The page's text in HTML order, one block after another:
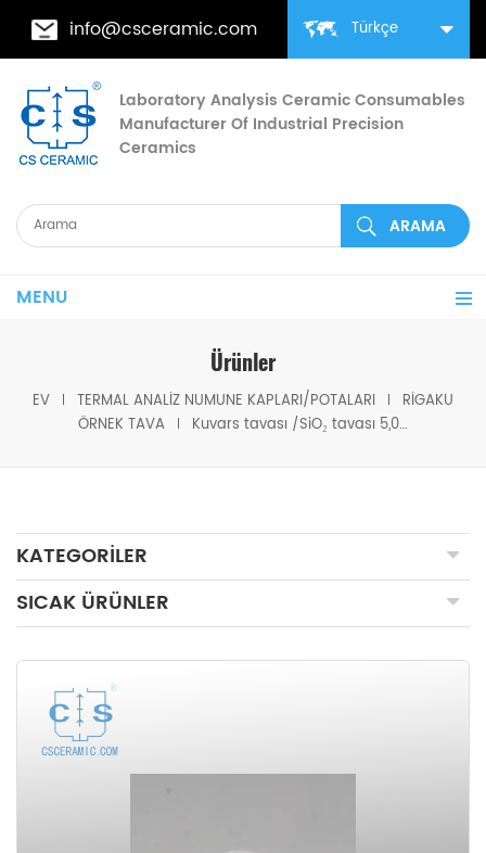
Türkçe
info@csceramic.com
Laboratory Analysis Ceramic Consumables
Manufacturer Of Industrial Precision
Ceramics
MENU
Ürünler
EV TERMAL ANALIZ NUMUNE KAPLARI/POTALARI
RIGAKU
ÖRNEK TAVA
Kuvars tavası /SiO₂ tavası 5,0 mm Rigaku 8582'ye eşdeğer
KATEGORILER
SICAK ÜRÜNLER